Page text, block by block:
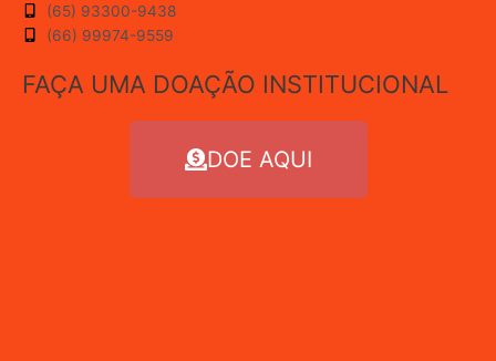
(65) 93300-9438
(66) 99974-9559
FAÇA UMA DOAÇÃO INSTITUCIONAL
DOE AQUI